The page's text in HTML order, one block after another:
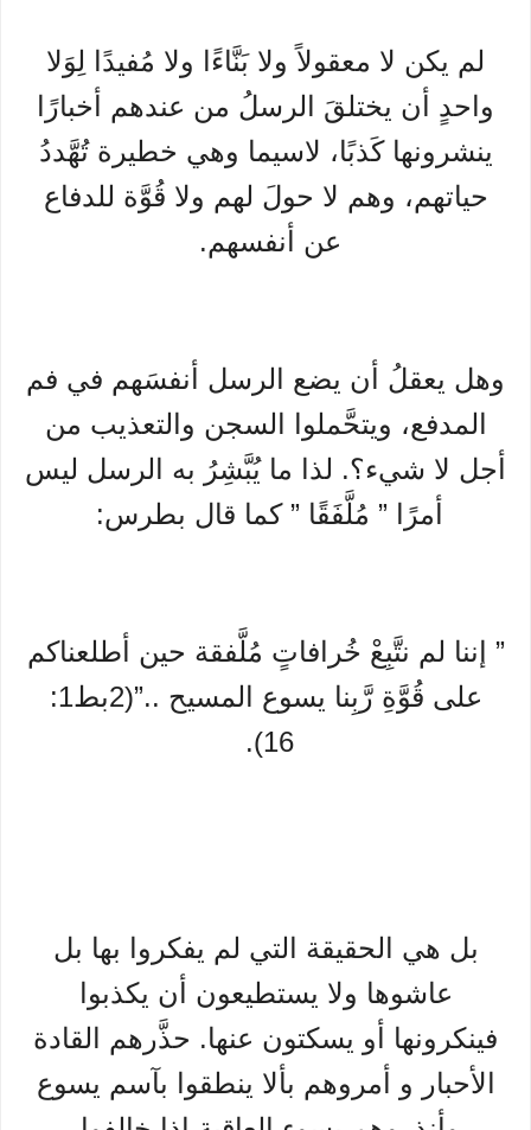
لم يكن لا معقولاً ولا بَنَّاءًا ولا مُفيدًا لِوَلا
واحدٍ أن يختلقَ الرسلُ من عندهم أخبارًا
ينشرونها كَذبًا، لاسيما وهي خطيرة تُهَّددُ
حياتهم، وهم لا حولَ لهم ولا قُوَّة للدفاع
عن أنفسهم.
وهل يعقلُ أن يضع الرسل أنفسَهم في فم
المدفع، ويتحَّملوا السجن والتعذيب من
أجل لا شيء؟. لذا ما يُبَّشِرُ به الرسل ليس
أمرًا ” مُلَّفَقًا ” كما قال بطرس:
” إننا لم نتَّبِعْ خُرافاتٍ مُلَّفقة حين أطلعناكم
على قُوَّةِ رَّبِنا يسوع المسيح ..”(2بط1:
16).
بل هي الحقيقة التي لم يفكروا بها بل
عاشوها ولا يستطيعون أن يكذبوا
فينكرونها أو يسكتون عنها. حذَّرهم القادة
الأحبار و أمروهم بألا ينطقوا بآسم يسوع